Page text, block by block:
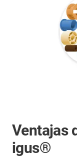
Ventajas
igus®